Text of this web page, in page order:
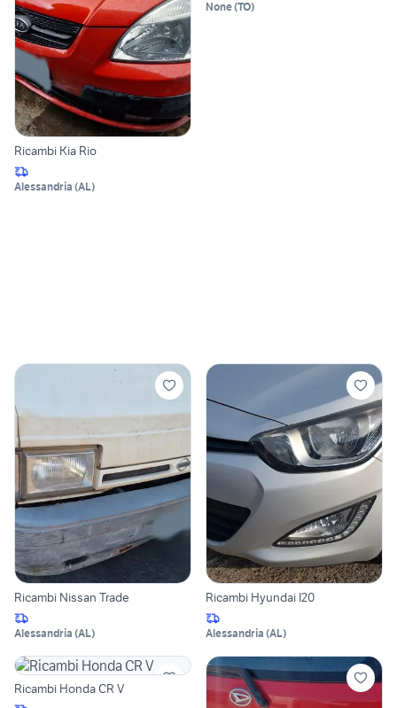
Ricambi Kia Rio
Alessandria (AL)
None(TO)
Ricambi Nissan Trade
Alessandria (AL)
Ricambi Hyundai I20
Alessandria (AL)
Ricambi Honda CR V